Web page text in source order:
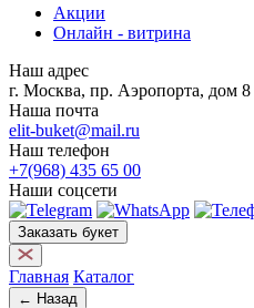
Акции
Онлайн - витрина
Наш адрес
г. Москва, пр. Аэропорта, дом 8
Наша почта
elit-buket@mail.ru
Наш телефон
+7(968) 435 65 00
Наши соцсети
Заказать букет
Главная Каталог
← Назад